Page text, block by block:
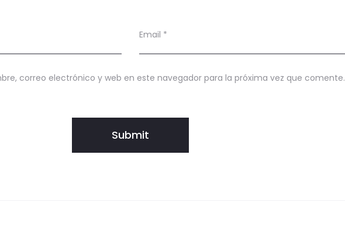
Email *
correo electrónico y web en este navegador para la próxima vez que comente.